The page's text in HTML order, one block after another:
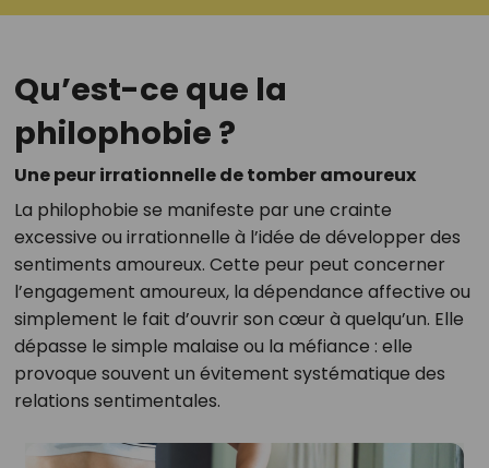
Qu’est-ce que la
philophobie ?
Une peur irrationnelle de tomber amoureux
La philophobie se manifeste par une crainte
excessive ou irrationnelle à l’idée de développer des
sentiments amoureux. Cette peur peut concerner
l’engagement amoureux, la dépendance affective ou
simplement le fait d’ouvrir son cœur à quelqu’un. Elle
dépasse le simple malaise ou la méfiance : elle
provoque souvent un évitement systématique des
relations sentimentales.